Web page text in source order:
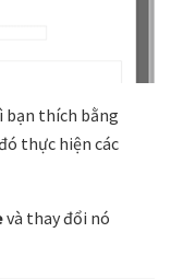
bạn thích bằng
thực hiện các
và thay đổi nó